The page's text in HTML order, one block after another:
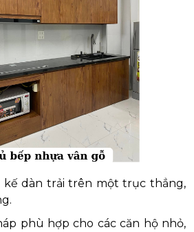
dàn trải trên một trục thẳng,
phù hợp cho các căn hộ nhỏ,